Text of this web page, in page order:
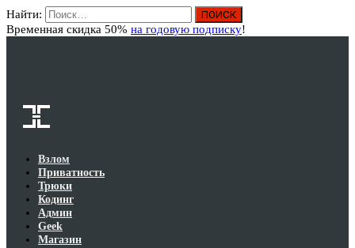
Найти:
Временная скидка 50% на годовую подписку!
Взлом
Приватность
Трюки
Кодинг
Админ
Geek
Магазин